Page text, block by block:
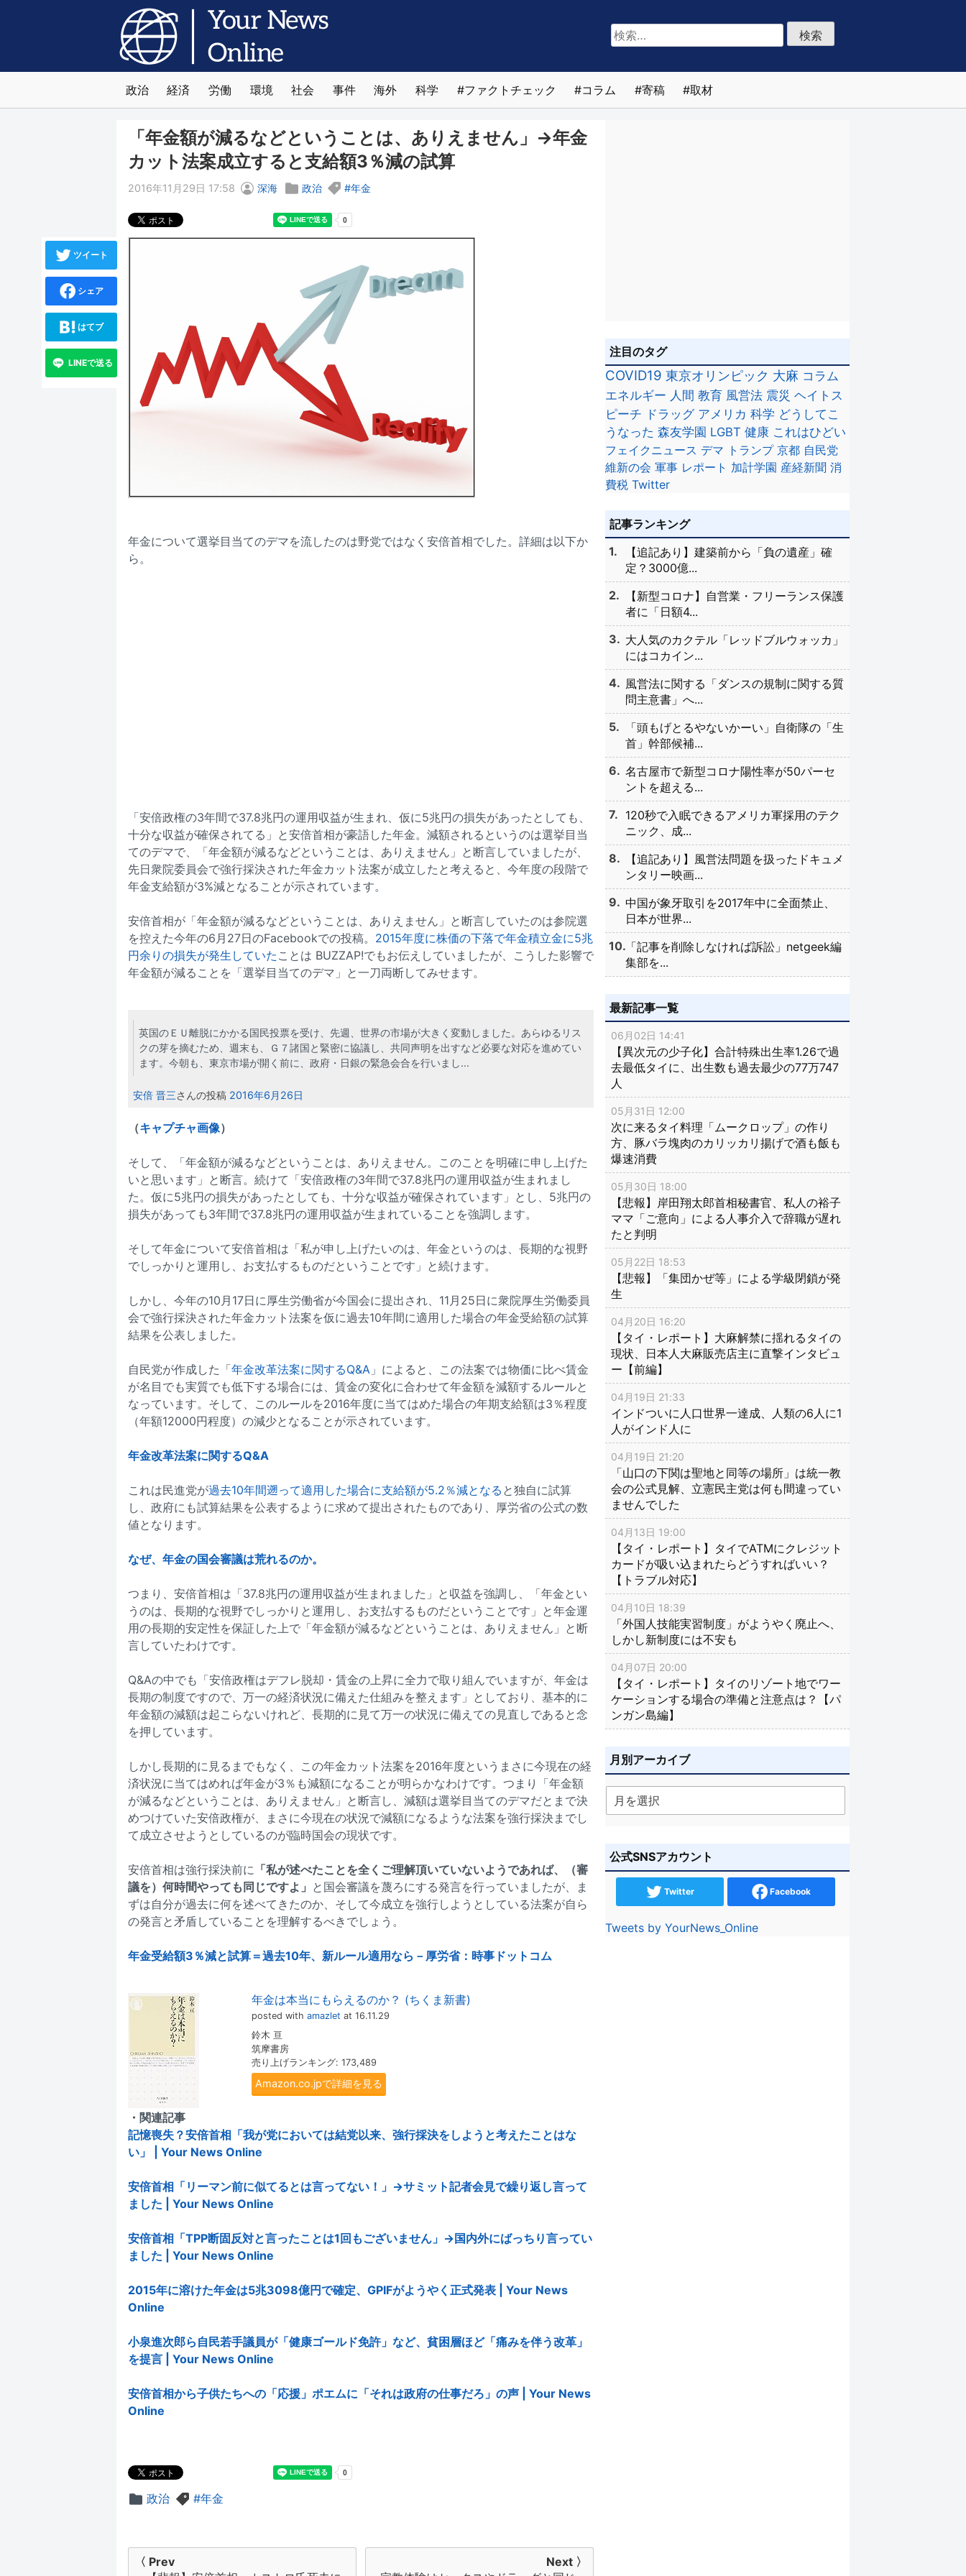
検
索:
政治 経済 労働 環境 社会 事件 海外 科学 ファクトチェック コラム 寄稿 取材
「年金額が減るなどということは、ありえません」→年金
カット法案成立すると支給額3％減の試算
2016年11月29日 17:58 深海 政治 年金
年金について選挙目当てのデマを流したのは野党ではなく安倍首相でした。詳細は以下か
ら。
「安倍政権の3年間で37.8兆円の運用収益が生まれ、仮に5兆円の損失があったとしても、
十分な収益が確保されてる」と安倍首相が豪語した年金。減額されるというのは選挙目当
てのデマで、「年金額が減るなどということは、ありえません」と断言していましたが、
先日衆院委員会で強行採決された年金カット法案が成立したと考えると、今年度の段階で
年金支給額が3%減となることが示されています。
安倍首相が「年金額が減るなどということは、ありえません」と断言していたのは参院選
を控えた今年の6月27日のFacebookでの投稿。 2015年度に株価の下落で年金積立金に5兆
円余りの損失が発生していた ことは BUZZAP!でもお伝えしていましたが、こうした影響で
年金額が減ることを「選挙目当てのデマ」と一刀両断してみせます。
英国のＥＵ離脱にかかる国民投票を受け、先週、世界の市場が大きく変動しました。あらゆるリス
クの芽を摘むため、週末も、Ｇ７諸国と緊密に協議し、共同声明を出すなど必要な対応を進めてい
ます。今朝も、東京市場が開く前に、政府・日銀の緊急会合を行いまし...
安倍 晋三さんの投稿 2016年6月26日
（キャプチャ画像）
そして、「年金額が減るなどということは、ありえません。このことを明確に申し上げた
いと思います」と断言。続けて「安倍政権の3年間で37.8兆円の運用収益が生まれまし
た。仮に5兆円の損失があったとしても、十分な収益が確保されています」とし、5兆円の
損失があっても3年間で37.8兆円の運用収益が生まれていることを強調します。
そして年金について安倍首相は「私が申し上げたいのは、年金というのは、長期的な視野
でしっかりと運用し、お支払するものだということです」と続けます。
しかし、今年の10月17日に厚生労働省が今国会に提出され、11月25日に衆院厚生労働委員
会で強行採決された年金カット法案を仮に過去10年間に適用した場合の年金受給額の試算
結果を公表しました。
自民党が作成した「年金改革法案に関するQ&A 」によると、この法案では物価に比べ賃金
が名目でも実質でも低下する場合には、賃金の変化に合わせて年金額を減額するルールと
なっています。そして、このルールを2016年度に当てはめた場合の年期支給額は3％程度
（年額12000円程度）の減少となることが示されています。
年金改革法案に関するQ&A
これは民進党が過去10年間遡って適用した場合に支給額が5.2％減となる と独自に試算
し、政府にも試算結果を公表するように求めて提出されたものであり、厚労省の公式の数
値となります。
なぜ、年金の国会審議は荒れるのか。
つまり、安倍首相は「37.8兆円の運用収益が生まれました」と収益を強調し、「年金とい
うのは、長期的な視野でしっかりと運用し、お支払するものだということです」と年金運
用の長期的安定性を保証した上で「年金額が減るなどということは、ありえません」と断
言していたわけです。
Q&Aの中でも「安倍政権はデフレ脱却・賃金の上昇に全力で取り組んでいますが、年金は
長期の制度ですので、万一の経済状況に備えた仕組みを整えます」としており、基本的に
年金額の減額は起こらないけれど、長期的に見て万一の状況に備えての見直しであると念
を押しています。
しかし長期的に見るまでもなく、この年金カット法案を2016年度というまさに今現在の経
済状況に当てはめれば年金が3％も減額になることが明らかなわけです。つまり「年金額
が減るなどということは、ありえません」と断言し、減額は選挙目当てのデマだとまで決
めつけていた安倍政権が、まさに今現在の状況で減額になるような法案を強行採決までし
て成立させようとしているのが臨時国会の現状です。
安倍首相は強行採決前に 「私が述べたことを全くご理解頂いていないようであれば、（審
議を）何時間やっても同じですよ」 と国会審議を蔑ろにする発言を行っていましたが、ま
ずは自分が過去に何を述べてきたのか、そして今成立を強行しようとしている法案が自ら
の発言と矛盾していることを理解するべきでしょう。
年金受給額3％減と試算＝過去10年、新ルール適用なら－厚労省：時事ドットコム
年金は本当にもらえるのか？ (ちくま新書)
posted with amazlet at 16.11.29
鈴木 亘
筑摩書房
売り上げランキング: 173,489
Amazon.co.jpで詳細を見る
・関連記事
記憶喪失？安倍首相「我が党においては結党以来、強行採決をしようと考えたことはな
い」 | Your News Online
安倍首相「リーマン前に似てるとは言ってない！」→サミット記者会見で繰り返し言って
ました | Your News Online
安倍首相「TPP断固反対と言ったことは1回もございません」→国内外にばっちり言ってい
ました | Your News Online
2015年に溶けた年金は5兆3098億円で確定、GPIFがようやく正式発表 | Your News
Online
小泉進次郎ら自民若手議員が「健康ゴールド免許」など、貧困層ほど「痛みを伴う改革」
を提言 | Your News Online
安倍首相から子供たちへの「応援」ポエムに「それは政府の仕事だろ」の声 | Your News
Online
ツイート
シェア
はてブ
LINEで送る
政治 年金
〈 Prev
Next 〉
注目のタグ
COVID19 東京オリンピック 大麻 コラム
エネルギー 人間 教育 風営法 震災 ヘイトス
ピーチ ドラッグ アメリカ 科学 どうしてこ
うなった 森友学園 LGBT 健康 これはひどい
フェイクニュース デマ トランプ 京都 自民党
維新の会 軍事 レポート 加計学園 産経新聞 消
費税 Twitter
記事ランキング
【追記あり】建築前から「負の遺産」確
定？3000億...
【新型コロナ】自営業・フリーランス保護
者に「日額4...
大人気のカクテル「レッドブルウォッカ」
にはコカイン...
風営法に関する「ダンスの規制に関する質
問主意書」へ...
「頭もげとるやないかーい」自衛隊の「生
首」幹部候補...
名古屋市で新型コロナ陽性率が50パーセ
ントを超える...
120秒で入眠できるアメリカ軍採用のテク
ニック、成...
【追記あり】風営法問題を扱ったドキュメ
ンタリー映画...
中国が象牙取引を2017年中に全面禁止、
日本が世界...
「記事を削除しなければ訴訟」netgeek編
集部を...
最新記事一覧
06月02日 14:41
【異次元の少子化】合計特殊出生率1.26で過
去最低タイに、出生数も過去最少の77万747
人
05月31日 12:00
次に来るタイ料理「ムークロップ」の作り
方、豚バラ塊肉のカリッカリ揚げで酒も飯も
爆速消費
05月30日 18:00
【悲報】岸田翔太郎首相秘書官、私人の裕子
ママ「ご意向」による人事介入で辞職が遅れ
たと判明
05月22日 18:53
【悲報】「集団かぜ等」による学級閉鎖が発
生
04月20日 16:20
【タイ・レポート】大麻解禁に揺れるタイの
現状、日本人大麻販売店主に直撃インタビュ
ー【前編】
04月19日 21:33
インドついに人口世界一達成、人類の6人に1
人がインド人に
04月19日 21:20
「山口の下関は聖地と同等の場所」は統一教
会の公式見解、立憲民主党は何も間違ってい
ませんでした
04月13日 19:00
【タイ・レポート】タイでATMにクレジット
カードが吸い込まれたらどうすればいい？
【トラブル対応】
04月10日 18:39
「外国人技能実習制度」がようやく廃止へ、
しかし新制度には不安も
04月07日 20:00
【タイ・レポート】タイのリゾート地でワー
ケーションする場合の準備と注意点は？【パ
ンガン島編】
月別アーカイブ
公式SNSアカウント
Twitter Facebook
Tweets by YourNews_Online